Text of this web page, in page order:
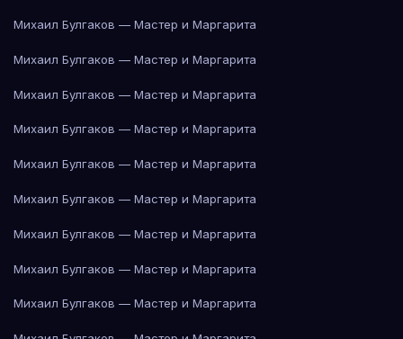
Михаил Булгаков — Мастер и Маргарита
Михаил Булгаков — Мастер и Маргарита
Михаил Булгаков — Мастер и Маргарита
Михаил Булгаков — Мастер и Маргарита
Михаил Булгаков — Мастер и Маргарита
Михаил Булгаков — Мастер и Маргарита
Михаил Булгаков — Мастер и Маргарита
Михаил Булгаков — Мастер и Маргарита
Михаил Булгаков — Мастер и Маргарита